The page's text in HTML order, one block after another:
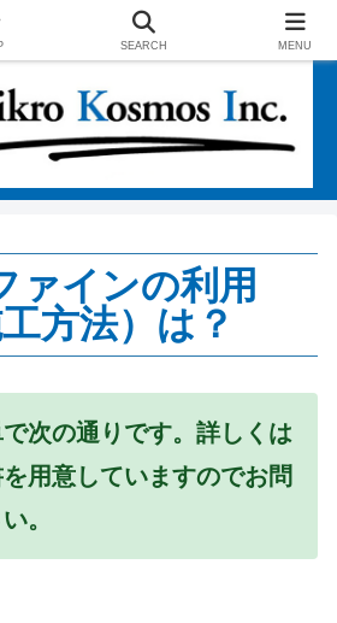
ンとSSUで社会に貢献する企業
ァインの利用
方法）は？
次の通りです。詳しくは
用意していますのでお問
。
SEARCH MENU